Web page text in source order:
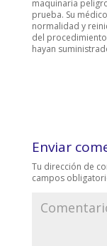
maquinaria
prueba. Su
normalidad y
del
hayan
Enviar
Tu dirección de
campos